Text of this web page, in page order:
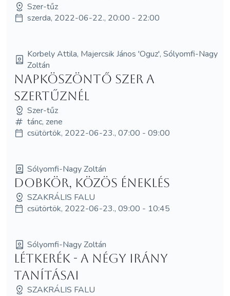
Szer-tűz
szerda, 2022-06-22., 20:00 - 22:00
Korbely Attila, Majercsik János 'Oguz', Sólyomfi-Nagy
Zoltán
Napköszöntő Szer a
Szertűznél
Szer-tűz
tánc, zene
csütörtök, 2022-06-23., 07:00 - 09:00
Sólyomfi-Nagy Zoltán
Dobkör, közös éneklés
SZAKRÁLIS FALU
csütörtök, 2022-06-23., 09:00 - 10:45
Sólyomfi-Nagy Zoltán
Létkerék - a négy irány
tanításai
SZAKRÁLIS FALU